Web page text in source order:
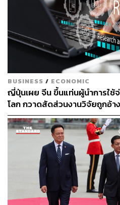
สำหรับจุดหมายปลายทางยอด
อันดับหนึ่งที่นักท่องเที่ยวชาวไ
โตเกียวและโอซาก้าเป็นเมือง
ในขณะเดียวกัน ประเทศจีนถือเ
เติบโตอย่างน่าสนใจ โดยในปี
จ่ายของนักท่องเที่ยวไทยในจีน
หลัก และความต้องการเดินทาง
ถึง 7 เท่าเมื่อเทียบกับปีก่อนหน้า
ภาพ:Yellow_man /
สามารถติดตาม THE
ผ่านแอปพลิเคชันต่างๆ ที่คุณส
BUSINESS / ECONOMIC
ญี่ปุ่นเผย จีน ขึ้นแท่นผู้นำการใ
โลก กวาดสัดส่วนงานวิจัยถูกอ้